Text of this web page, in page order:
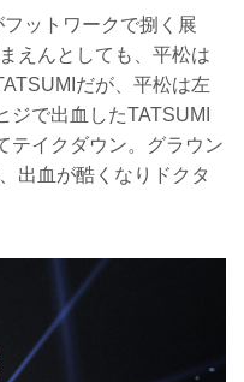
ットワークで捌く展
えんとしても、平松は
だが、平松は左
で出血したTATSUMI
テイクダウン。グラウン
出血が酷くなりドクタ